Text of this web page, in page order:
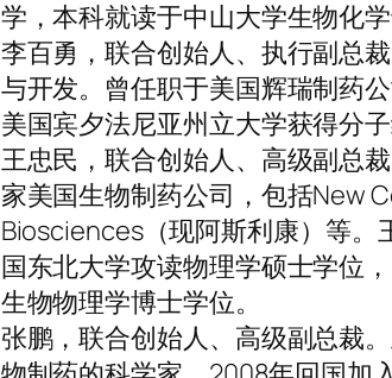
学，本科就读于中山大学生物化学
李百勇，联合创始人、执行副总
与开发。曾任职于美国辉瑞制药
美国宾夕法尼亚州立大学获得分
王忠民，联合创始人、高级副总
家美国生物制药公司，包括New
Biosciences（现阿斯利康）等。
国东北大学攻读物理学硕士学位
生物物理学博士学位。
张鹏，联合创始人、高级副总裁